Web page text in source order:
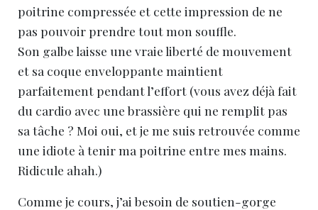
poitrine compressée et cette impression de ne
pas pouvoir prendre tout mon souffle.
Son galbe laisse une vraie liberté de mouvement
et sa coque enveloppante maintient
parfaitement pendant l’effort (vous avez déjà fait
du cardio avec une brassière qui ne remplit pas
sa tâche ? Moi oui, et je me suis retrouvée comme
une idiote à tenir ma poitrine entre mes mains.
Ridicule ahah.)
Comme je cours, j’ai besoin de soutien-gorge